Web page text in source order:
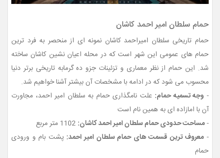
حمام سلطان امیر احمد کاشان
حمام تاریخی سلطان امیراحمد کاشان نمونه ای از منحصر به فرد ترین
حمام های عمومی این شهر است که در محله اعیان نشین کاشان ساخته
شد. این حمام از نظر معماری و تزئینات جزو ده گرمابه تاریخی برتر دنیا
محسوب می شود که در ادامه با مشخصات آن بیشتر آشنا خواهیم شد.
- وجه تسمیه حمام: علت نامگذاری حمام به سلطان امیر احمد، مجاورت
آن با امازاده ای به همین نام است
-مساحت حدودی حمام سلطان امیر احمد کاشان:
- معروف ترین قسمت های حمام سلطان امیر احمد: پشت بام و ورودی
حمام